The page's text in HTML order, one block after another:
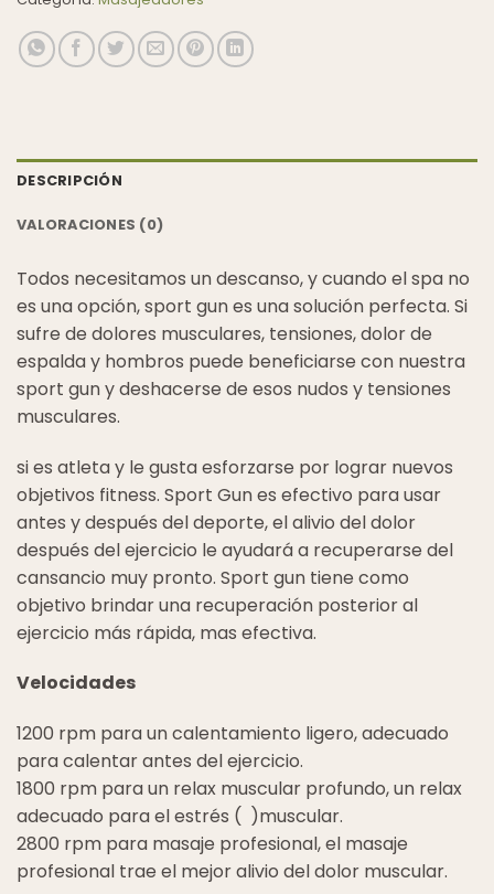
DESCRIPCIÓN
VALORACIONES (0)
Todos necesitamos un descanso, y cuando el spa no
es una opción, sport gun es una solución perfecta. Si
sufre de dolores musculares, tensiones, dolor de
espalda y hombros puede beneficiarse con nuestra
sport gun y deshacerse de esos nudos y tensiones
musculares.
si es atleta y le gusta esforzarse por lograr nuevos
objetivos fitness. Sport Gun es efectivo para usar
antes y después del deporte, el alivio del dolor
después del ejercicio le ayudará a recuperarse del
cansancio muy pronto. Sport gun tiene como
objetivo brindar una recuperación posterior al
ejercicio más rápida, mas efectiva.
Velocidades
1200 rpm para un calentamiento ligero, adecuado
para calentar antes del ejercicio.
1800 rpm para un relax muscular profundo, un relax
adecuado para el estrés ( )muscular.
2800 rpm para masaje profesional, el masaje
profesional trae el mejor alivio del dolor muscular.